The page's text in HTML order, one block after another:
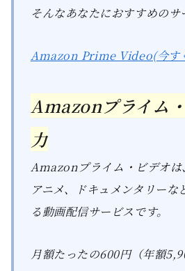
そんなあなたにおすすめの
Amazon Prime Video(今す
Amazonプライム
力
Amazonプライム・ビデオは
アニメ、ドキュメンタリーな
る動画配信サービスです。
月額たったの600円（年額